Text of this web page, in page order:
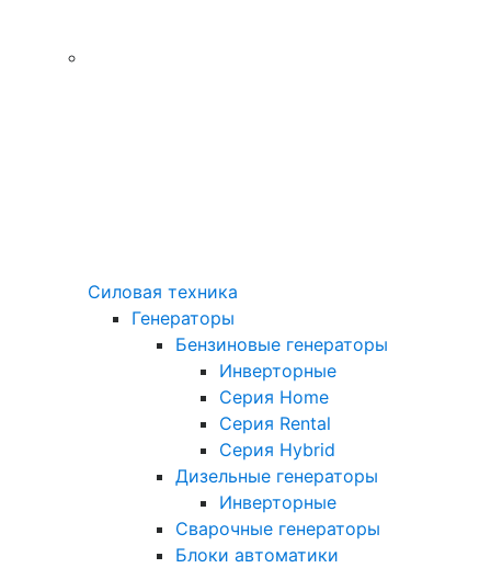
Силовая техника
Генераторы
Бензиновые генераторы
Инверторные
Серия Home
Серия Rental
Серия Hybrid
Дизельные генераторы
Инверторные
Сварочные генераторы
Блоки автоматики